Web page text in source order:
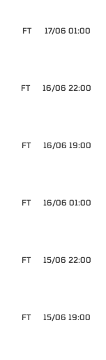
17/06 01:00
FT
16/06 22:00
FT
16/06 19:00
FT
16/06 01:00
FT
15/06 22:00
FT
15/06 19:00
FT